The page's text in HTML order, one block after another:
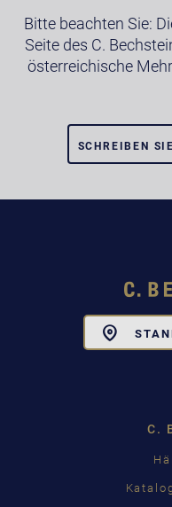
Bitte beachten Sie:
Seite des C.
österreichische
SCHREIBEN
C.